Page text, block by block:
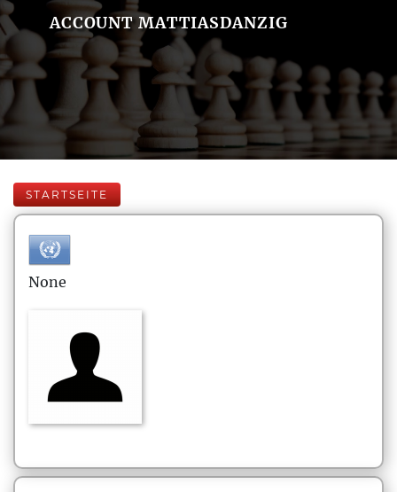
ACCOUNT MATTIASDANZIG
STARTSEITE
None